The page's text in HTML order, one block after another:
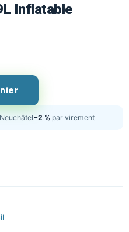
Inflatable
Neuchâtel−2 % par virement